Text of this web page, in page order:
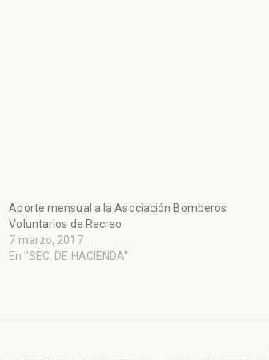
Aporte mensual a la Asociación Bomberos
Voluntarios de Recreo
7 marzo, 2017
En "SEC. DE HACIENDA"